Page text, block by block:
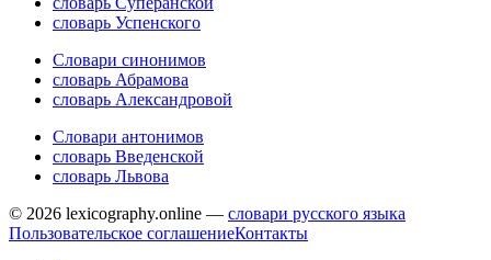
словарь Успенского
Словари синонимов
словарь Абрамова
словарь Александровой
Словари антонимов
словарь Введенской
словарь Львова
© 2026 lexicography.online — словари русского языка
Пользовательское соглашениеКонтакты